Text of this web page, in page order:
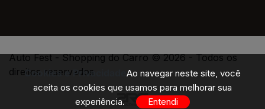
Auto Fest - Shopping do Carro © 2026 - Todos os
direitos reservados
Cookies e Privacidade Ao navegar neste site, você
aceita os cookies que usamos para melhorar sua
experiência.
Entendi